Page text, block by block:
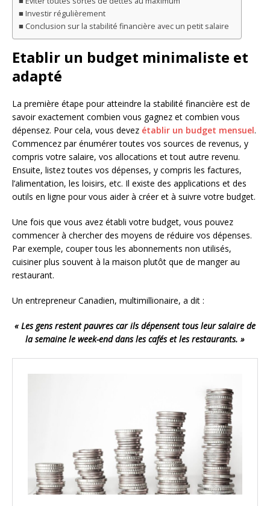
Investir régulièrement
Conclusion sur la stabilité financière avec un petit salaire
Etablir un budget minimaliste et
adapté
La première étape pour atteindre la stabilité financière est de
savoir exactement combien vous gagnez et combien vous
dépensez. Pour cela, vous devez établir un budget mensuel.
Commencez par énumérer toutes vos sources de revenus, y
compris votre salaire, vos allocations et tout autre revenu.
Ensuite, listez toutes vos dépenses, y compris les factures,
l’alimentation, les loisirs, etc. Il existe des applications et des
outils en ligne pour vous aider à créer et à suivre votre budget.
Une fois que vous avez établi votre budget, vous pouvez
commencer à chercher des moyens de réduire vos dépenses.
Par exemple, couper tous les abonnements non utilisés,
cuisiner plus souvent à la maison plutôt que de manger au
restaurant.
Un entrepreneur Canadien, multimillionaire, a dit :
« Les gens restent pauvres car ils dépensent tous leur salaire de
la semaine le week-end dans les cafés et les restaurants. »